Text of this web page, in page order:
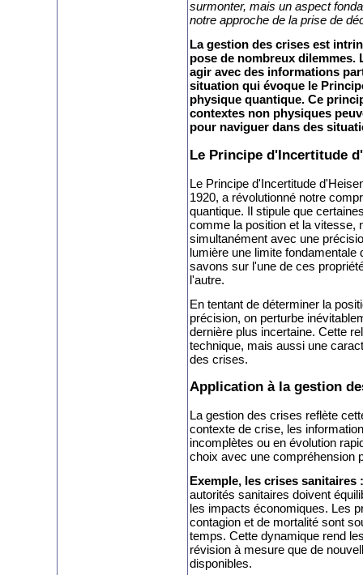
surmonter, mais un aspect
notre approche de la prise de
La gestion des crises est
pose de nombreux
agir avec des informations
situation qui évoque le
physique quantique. Ce
contextes non physiques
pour naviguer dans des
Le Principe d'Incertitude
Le Principe d'Incertitude
1920, a révolutionné notre
quantique. Il stipule que
comme la position et la vitesse,
simultanément avec une
lumière une limite
savons sur l'une de ces
l'autre.
En tentant de déterminer la
précision, on perturbe
dernière plus incertaine. Cette
technique, mais aussi une
des crises.
Application à la gestion
La gestion des crises reflète
contexte de crise, les
incomplètes ou en évolution
choix avec une compréhension
Exemple, les crises sanitaires :
autorités sanitaires doivent
les impacts économiques. Les
contagion et de mortalité sont
temps. Cette dynamique rend
révision à mesure que de
disponibles.